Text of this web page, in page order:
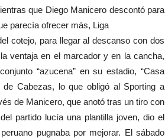
que Diego Manicero descontó para
parecía ofrecer más, Liga
cotejo, para llegar al descanso con dos
ventaja en el marcador y en la cancha,
“azucena” en su estadio, “Casa
Cabezas, lo que obligó al Sporting a
de Manicero, que anotó tras un tiro con
partido lucía una plantilla joven, dio el
pugnaba por mejorar. El sábado